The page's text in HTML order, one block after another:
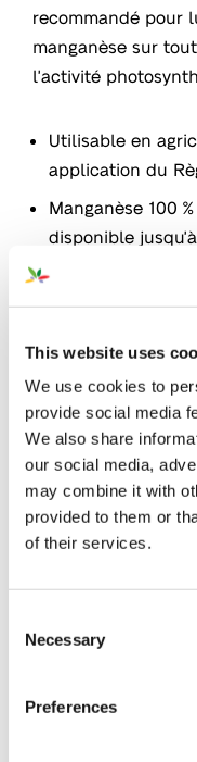
This website uses
We use cookies to
provide social media
We also share
our social media,
may combine it with
provided to them or
of their services.
Selection
Necessary
Preferences
recommandé pour
manganèse sur
l'activité
Utilisable en
application du
Manganèse 100
disponible
Développé pour
Convient
Application
Objectif
Nutrition
Certifications